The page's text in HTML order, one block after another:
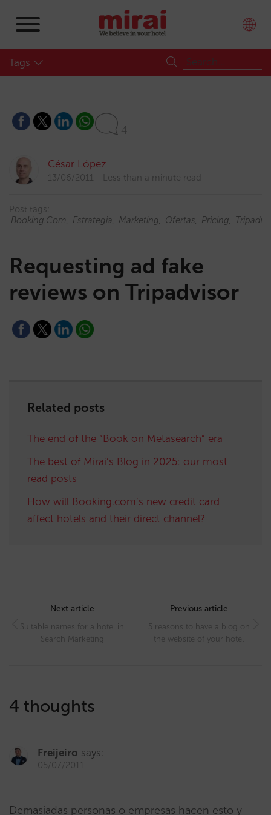
Tags
4
César López
13/06/2011 Less than a minute read
Post tags:
Booking.com
Estrategia Marketing Ofertas Pricing
Requesting ad fake
reviews on Tripadvisor
Related posts
The end of the “Book on Metasearch” era
The best of Mirai’s Blog in 2025: our most
read posts
How will Booking.com’s new credit card
affect hotels and their direct channel?
navigation
Next article
Suitable names for a hotel in
Search Marketing
Previous article
5 reasons to have a blog on
the website of your hotel
4 thoughts
Freijeiro says:
05/07/2011
Demasiadas personas o empresas hacen esto y